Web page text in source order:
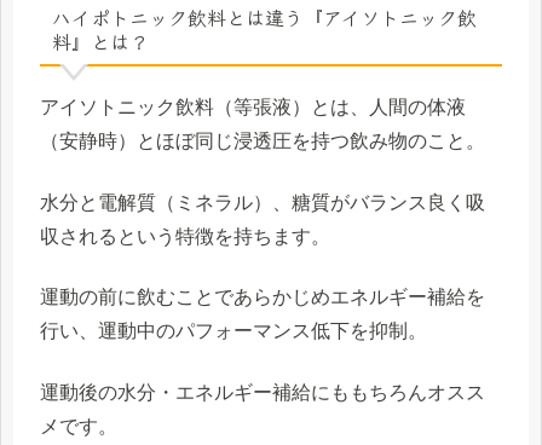
ハイポトニック飲料とは違う『アイソトニック飲
料』とは？
アイソトニック飲料（等張液）とは、人間の体液
（安静時）とほぼ同じ浸透圧を持つ飲み物のこと。
水分と電解質（ミネラル）、糖質がバランス良く吸
収されるという特徴を持ちます。
運動の前に飲むことであらかじめエネルギー補給を
行い、運動中のパフォーマンス低下を抑制。
運動後の水分・エネルギー補給にももちろんオスス
メです。